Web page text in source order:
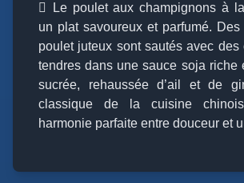
Le poulet aux champignons à
un plat savoureux et parfumé.
poulet juteux sont sautés avec des
tendres dans une sauce soja riche
sucrée, rehaussée d’ail et de
classique de la cuisine
harmonie parfaite entre douceur et